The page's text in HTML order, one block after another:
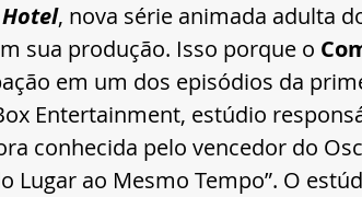
, nova série animada adulta
sua produção. Isso porque o
em um dos episódios da
Entertainment, estúdio
conhecida pelo vencedor do
Lugar ao Mesmo Tempo”. O